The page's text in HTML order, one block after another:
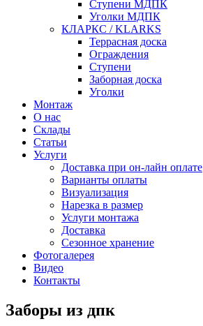
Ступени МДПК
Уголки МДПК
КЛАРКС / KLARKS
Террасная доска
Ограждения
Ступени
Заборная доска
Уголки
Монтаж
О нас
Склады
Статьи
Услуги
Доставка при он-лайн оплате
Варианты оплаты
Визуализация
Нарезка в размер
Услуги монтажа
Доставка
Сезонное хранение
Фотогалерея
Видео
Контакты
Заборы из дпк